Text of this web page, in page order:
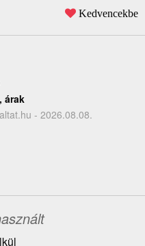
Kedvencekbe
árak
- 2026.08.08.